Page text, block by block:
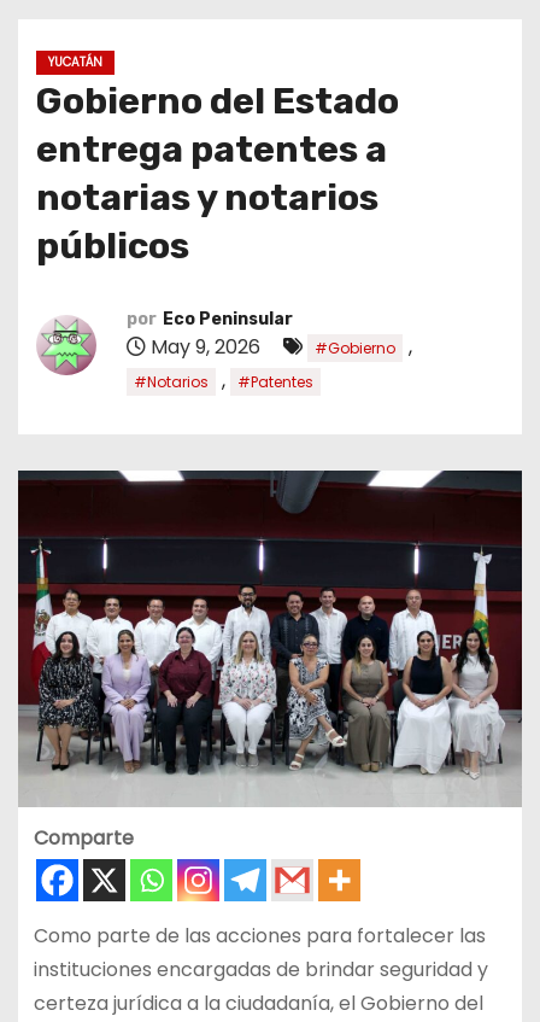
YUCATÁN
Gobierno del Estado
entrega patentes a
notarias y notarios
públicos
por Eco Peninsular
May 9, 2026 #Gobierno ,
#Notarios , #Patentes
Comparte
Como parte de las acciones para fortalecer las
instituciones encargadas de brindar seguridad y
certeza jurídica a la ciudadanía, el Gobierno del